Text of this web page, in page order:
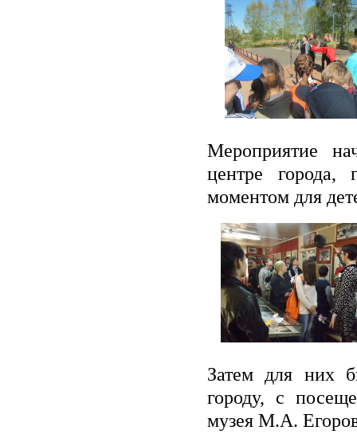
Мероприятие
центре
моментом для
Затем для них
городу, с
музея М.А.